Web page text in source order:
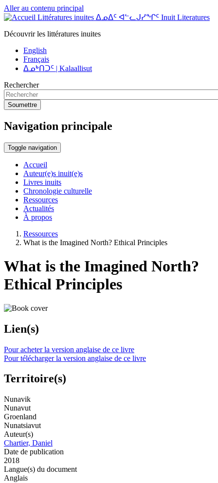
Aller au contenu principal
Littératures inuites ᐃᓄᐃᑦ ᐊᓪᓚᒍᓯᖏᑦ Inuit Literatures
Découvrir les littératures inuites
English
Français
ᐃᓄᒃᑎᑐᑦ | Kalaallisut
Rechercher
Soumettre
Navigation principale
Toggle navigation
Accueil
Auteur(e)s inuit(e)s
Livres inuits
Chronologie culturelle
Ressources
Actualités
À propos
Ressources
What is the Imagined North? Ethical Principles
What is the Imagined North?
Ethical Principles
Lien(s)
Pour acheter la version anglaise de ce livre
Pour télécharger la version anglaise de ce livre
Territoire(s)
Nunavik
Nunavut
Groenland
Nunatsiavut
Auteur(s)
Chartier, Daniel
Date de publication
2018
Langue(s) du document
Anglais